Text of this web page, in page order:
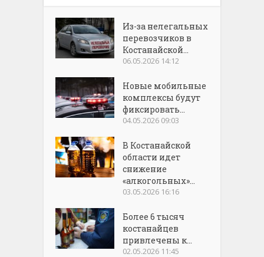
Из-за нелегальных
перевозчиков в
Костанайской...
06.05.2026 14:12
Новые мобильные
комплексы будут
фиксировать...
04.05.2026 09:03
В Костанайской
области идет
снижение
«алкогольных»...
03.05.2026 16:16
Более 6 тысяч
костанайцев
привлечены к...
02.05.2026 11:45